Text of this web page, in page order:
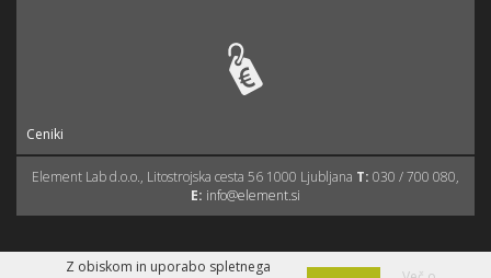
Ceniki
Element Lab d.o.o., Litostrojska cesta 56 1000 Ljubljana T: 030 / 700 080,
E: info@element.si
Izdelava spletne trgovine
Z obiskom in uporabo spletnega